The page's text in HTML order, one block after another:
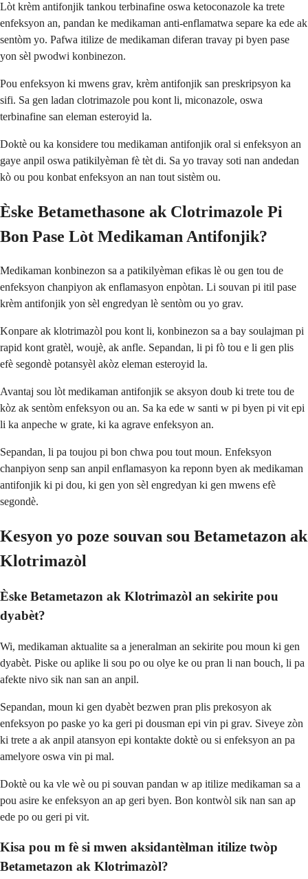
Lòt krèm antifonjik tankou terbinafine oswa ketoconazole ka trete
enfeksyon an, pandan ke medikaman anti-enflamatwa separe ka ede ak
sentòm yo. Pafwa itilize de medikaman diferan travay pi byen pase
yon sèl pwodwi konbinezon.
Pou enfeksyon ki mwens grav, krèm antifonjik san preskripsyon ka
sifi. Sa gen ladan clotrimazole pou kont li, miconazole, oswa
terbinafine san eleman esteroyid la.
Doktè ou ka konsidere tou medikaman antifonjik oral si enfeksyon an
gaye anpil oswa patikilyèman fè tèt di. Sa yo travay soti nan andedan
kò ou pou konbat enfeksyon an nan tout sistèm ou.
Èske Betamethasone ak Clotrimazole Pi
Bon Pase Lòt Medikaman Antifonjik?
Medikaman konbinezon sa a patikilyèman efikas lè ou gen tou de
enfeksyon chanpiyon ak enflamasyon enpòtan. Li souvan pi itil pase
krèm antifonjik yon sèl engredyan lè sentòm ou yo grav.
Konpare ak klotrimazòl pou kont li, konbinezon sa a bay soulajman pi
rapid kont gratèl, woujè, ak anfle. Sepandan, li pi fò tou e li gen plis
efè segondè potansyèl akòz eleman esteroyid la.
Avantaj sou lòt medikaman antifonjik se aksyon doub ki trete tou de
kòz ak sentòm enfeksyon ou an. Sa ka ede w santi w pi byen pi vit epi
li ka anpeche w grate, ki ka agrave enfeksyon an.
Sepandan, li pa toujou pi bon chwa pou tout moun. Enfeksyon
chanpiyon senp san anpil enflamasyon ka reponn byen ak medikaman
antifonjik ki pi dou, ki gen yon sèl engredyan ki gen mwens efè
segondè.
Kesyon yo poze souvan sou Betametazon ak
Klotrimazòl
Èske Betametazon ak Klotrimazòl an sekirite pou
dyabèt?
Wi, medikaman aktualite sa a jeneralman an sekirite pou moun ki gen
dyabèt. Piske ou aplike li sou po ou olye ke ou pran li nan bouch, li pa
afekte nivo sik nan san an anpil.
Sepandan, moun ki gen dyabèt bezwen pran plis prekosyon ak
enfeksyon po paske yo ka geri pi dousman epi vin pi grav. Siveye zòn
ki trete a ak anpil atansyon epi kontakte doktè ou si enfeksyon an pa
amelyore oswa vin pi mal.
Doktè ou ka vle wè ou pi souvan pandan w ap itilize medikaman sa a
pou asire ke enfeksyon an ap geri byen. Bon kontwòl sik nan san ap
ede po ou geri pi vit.
Kisa pou m fè si mwen aksidantèlman itilize twòp
Betametazon ak Klotrimazòl?